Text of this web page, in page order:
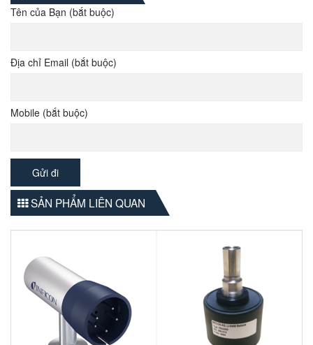
Tên của Bạn (bắt buộc)
Địa chỉ Email (bắt buộc)
Mobile (bắt buộc)
SẢN PHẨM LIÊN QUAN